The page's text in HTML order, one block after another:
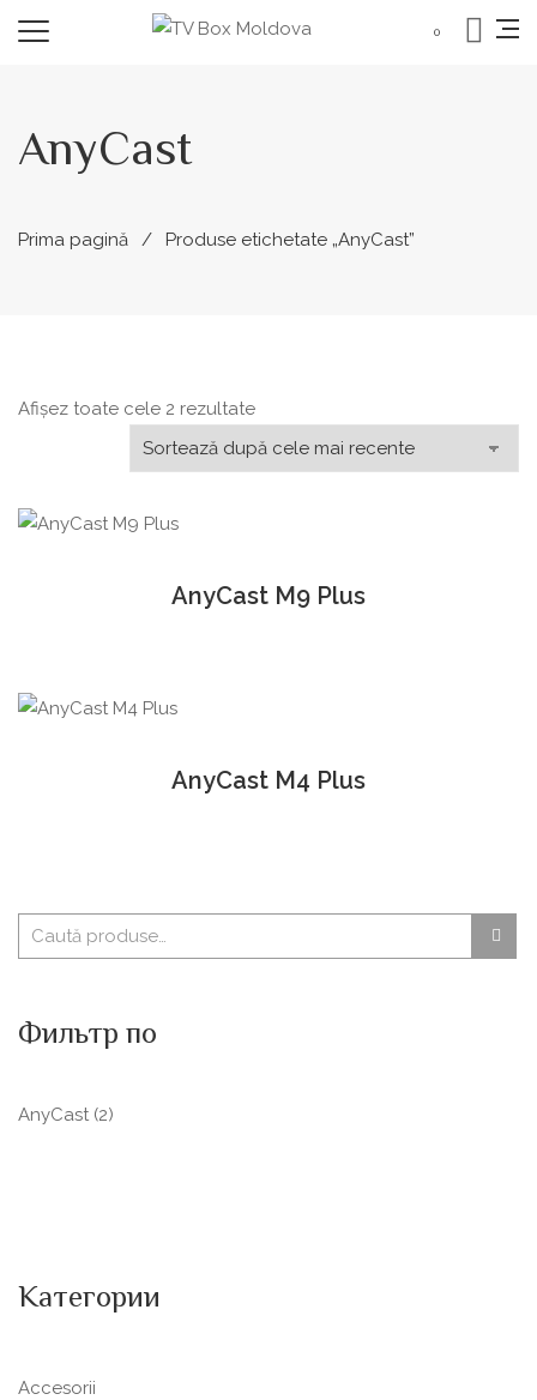
0
AnyCast
Prima pagină Produse etichetate „AnyCast”
Afișez toate cele 2 rezultateSortat
după
cele
AnyCast M9 Plus
AnyCast M4 Plus
Фильтр по
AnyCast (2)
Категории
Accesorii